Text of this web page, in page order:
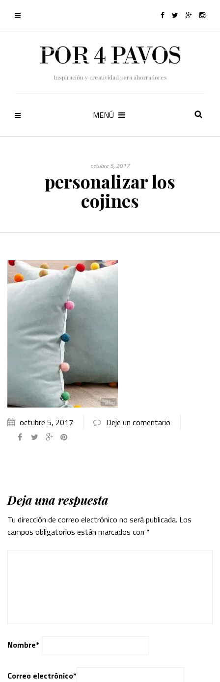
Inspiración y creatividad para ahorradores
MENÚ
octubre 5, 2017
personalizar los
cojines
octubre 5, 2017 Deje un comentario
Deja una respuesta
Tu dirección de correo electrónico no será publicada. Los
campos obligatorios están marcados con *
Nombre*
Correo electrónico*